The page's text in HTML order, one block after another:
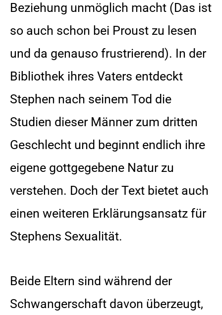
Beziehung unmöglich macht (Das ist
so auch schon bei Proust zu lesen
und da genauso frustrierend). In der
Bibliothek ihres Vaters entdeckt
Stephen nach seinem Tod die
Studien dieser Männer zum dritten
Geschlecht und beginnt endlich ihre
eigene gottgegebene Natur zu
verstehen. Doch der Text bietet auch
einen weiteren Erklärungsansatz für
Stephens Sexualität.
Beide Eltern sind während der
Schwangerschaft davon überzeugt,